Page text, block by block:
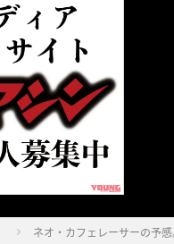
ネオ・カフェレーサーの予